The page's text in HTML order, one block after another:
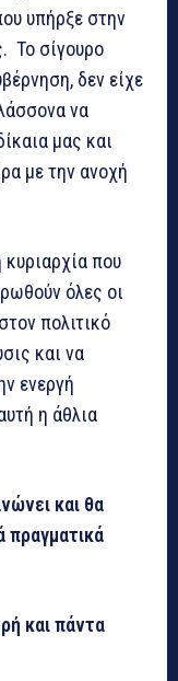
υπήρξε στην
Το σίγουρο
δεν είχε
να
μας και
με την ανοχή
κυριαρχία που
όλες οι
πολιτικό
και να
ενεργή
η άθλια
και θα
πραγματικά
και πάντα